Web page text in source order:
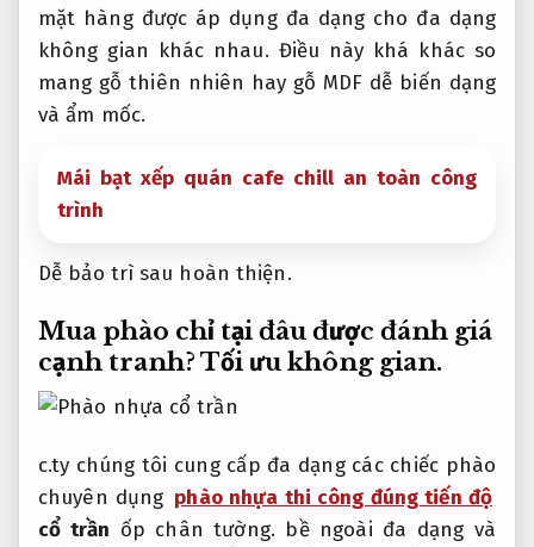
mặt hàng được áp dụng đa dạng cho đa dạng
không gian khác nhau. Điều này khá khác so
mang gỗ thiên nhiên hay gỗ MDF dễ biến dạng
và ẩm mốc.
Mái bạt xếp quán cafe chill an toàn công
trình
Dễ bảo trì sau hoàn thiện.
Mua phào chỉ tại đâu được đánh giá
cạnh tranh?Tối ưu không gian.
c.ty chúng tôi cung cấp đa dạng các chiếc phào
chuyên dụng phào nhựa thi công đúng tiến độ
cổ trần ốp chân tường. bề ngoài đa dạng và